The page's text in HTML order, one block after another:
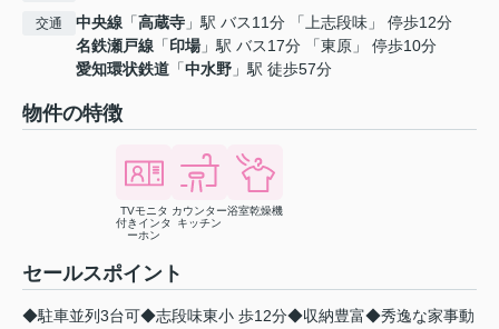
交通 中央線 「高蔵寺 」駅 バス11分 「上志段味」 停歩12分
名鉄瀬戸線 「印場」駅 バス17分 「東原」 停歩10分
愛知環状鉄道 「中水野 」駅 徒歩57分
物件の特徴
TVモニタ
付きインタ
ーホン
カウンター
キッチン
浴室乾燥機
セールスポイント
◆駐車並列3台可◆志段味東小 歩12分◆収納豊富◆秀逸な家事動